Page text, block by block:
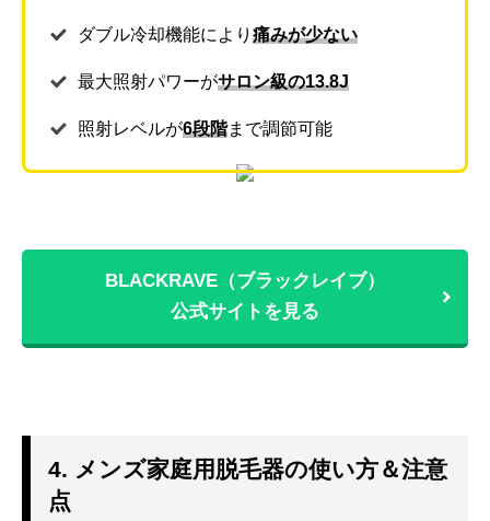
ダブル冷却機能により 痛みが少ない
最大照射パワーがサロン級の13.8J
照射レベルが6段階まで調節可能
BLACKRAVE（ブラックレイブ）
公式サイトを見る
4. メンズ家庭用脱毛器の使い方＆注意
点